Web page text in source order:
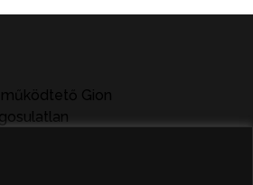
Gion